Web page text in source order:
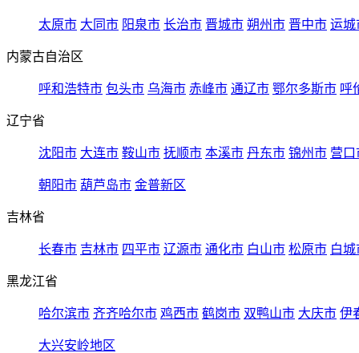
太原市 大同市 阳泉市 长治市 晋城市 朔州市 晋中市 运城
内蒙古自治区
呼和浩特市 包头市 乌海市 赤峰市 通辽市 鄂尔多斯市 呼
辽宁省
沈阳市 大连市 鞍山市 抚顺市 本溪市 丹东市 锦州市 营口
朝阳市 葫芦岛市 金普新区
吉林省
长春市 吉林市 四平市 辽源市 通化市 白山市 松原市 白城
黑龙江省
哈尔滨市 齐齐哈尔市 鸡西市 鹤岗市 双鸭山市 大庆市 伊
大兴安岭地区